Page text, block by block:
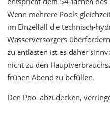
Wenn mehrere Pools
im Einzelfall die technisch-
Wasserversorgers
zu entlasten ist es daher
nicht zu den
frühen Abend zu befüllen.
Den Pool abzudecken,